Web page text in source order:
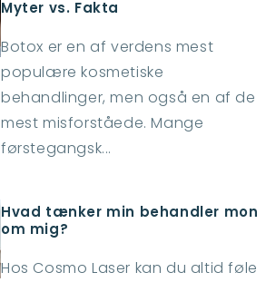
Myter vs. Fakta
Botox er en af verdens mest
populære kosmetiske
behandlinger, men også en af de
mest misforståede. Mange
førstegangsk...
Hvad tænker min behandler mon
om mig?
Hos Cosmo Laser kan du altid føle